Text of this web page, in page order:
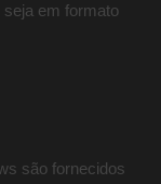
em formato
são fornecidos